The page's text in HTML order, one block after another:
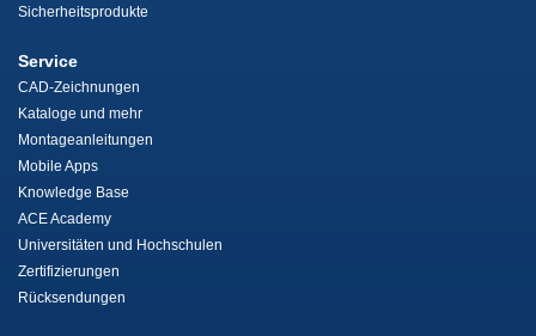
Sicherheitsprodukte
Service
CAD-Zeichnungen
Kataloge und mehr
Montageanleitungen
Mobile Apps
Knowledge Base
ACE Academy
Universitäten und Hochschulen
Zertifizierungen
Rücksendungen